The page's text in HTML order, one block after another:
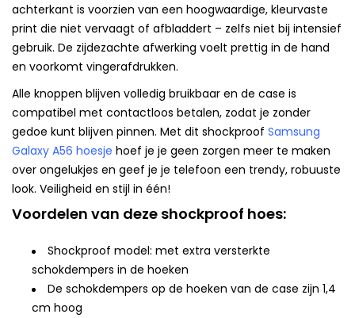
achterkant is voorzien van een hoogwaardige, kleurvaste
print die niet vervaagt of afbladdert – zelfs niet bij intensief
gebruik. De zijdezachte afwerking voelt prettig in de hand
en voorkomt vingerafdrukken.
Alle knoppen blijven volledig bruikbaar en de case is
compatibel met contactloos betalen, zodat je zonder
gedoe kunt blijven pinnen. Met dit shockproof Samsung
Galaxy A56 hoesje hoef je je geen zorgen meer te maken
over ongelukjes en geef je je telefoon een trendy, robuuste
look. Veiligheid en stijl in één!
Voordelen van deze shockproof hoes:
Shockproof model: met extra versterkte
schokdempers in de hoeken
De schokdempers op de hoeken van de case zijn 1,4
cm hoog